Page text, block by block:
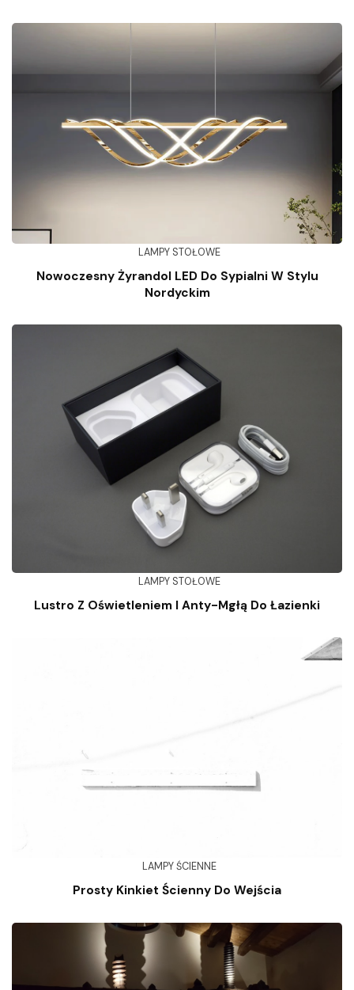
LAMPY STOŁOWE
Nowoczesny Żyrandol LED Do Sypialni W Stylu
Nordyckim
LAMPY STOŁOWE
Lustro Z Oświetleniem I Anty-Mgłą Do Łazienki
LAMPY ŚCIENNE
Prosty Kinkiet Ścienny Do Wejścia